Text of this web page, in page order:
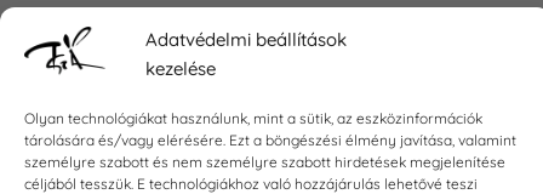
Adatvédelmi beállítások
kezelése
Olyan technológiákat használunk, mint a sütik, az eszközinformációk
tárolására és/vagy elérésére. Ezt a böngészési élmény javítása, valamint
személyre szabott és nem személyre szabott hirdetések megjelenítése
céljából tesszük. E technológiákhoz való hozzájárulás lehetővé teszi
KAPCSOLAT
Telefon: +36 30 6767872